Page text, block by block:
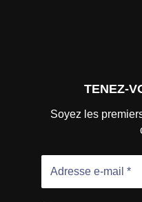
TENEZ-
Soyez les